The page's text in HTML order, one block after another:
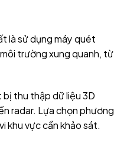
là sử dụng máy quét
trường xung quanh, từ
thu thập dữ liệu 3D
radar. Lựa chọn phương
khu vực cần khảo sát.